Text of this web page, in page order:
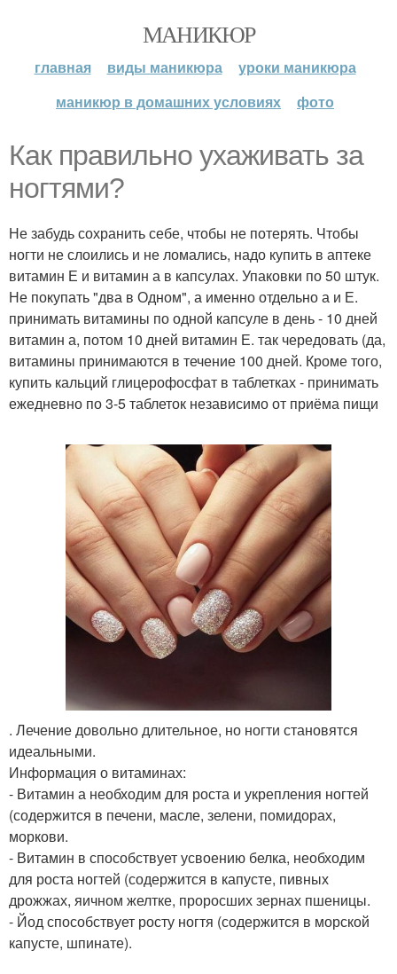
МАНИКЮР
главная виды маникюра
уроки маникюра
маникюр в домашних условиях
фото
Как правильно ухаживать за
ногтями?
Не забудь сохранить себе, чтобы не потерять. Чтобы
ногти не слоились и не ломались, надо купить в аптеке
витамин Е и витамин а в капсулах. Упаковки по 50 штук.
Не покупать "два в Одном", а именно отдельно а и Е.
принимать витамины по одной капсуле в день - 10 дней
витамин а, потом 10 дней витамин Е. так чередовать (да,
витамины принимаются в течение 100 дней. Кроме того,
купить кальций глицерофосфат в таблетках - принимать
ежедневно по 3-5 таблеток независимо от приёма пищи
. Лечение довольно длительное, но ногти становятся
идеальными.
Информация о витаминах:
- Витамин а необходим для роста и укрепления ногтей
(содержится в печени, масле, зелени, помидорах,
моркови.
- Витамин в способствует усвоению белка, необходим
для роста ногтей (содержится в капусте, пивных
дрожжах, яичном желтке, проросших зернах пшеницы.
- Йод способствует росту ногтя (содержится в морской
капусте, шпинате).